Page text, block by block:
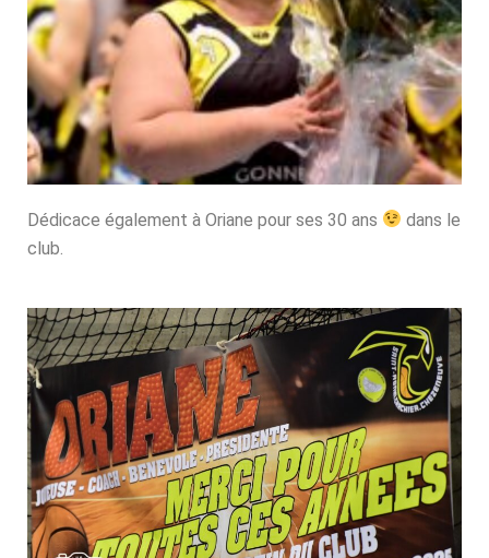
Dédicace également à Oriane pour ses 30 ans
dans le
club.